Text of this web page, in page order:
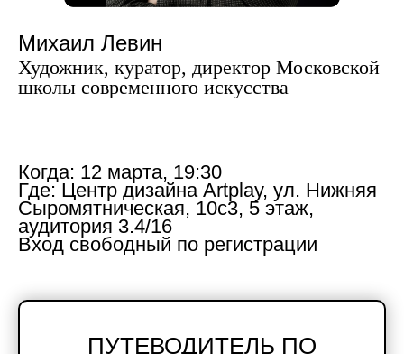
Михаил Левин
Художник, куратор, директор Московской
школы современного искусства
Когда: 12 марта, 19:30
Где: Центр дизайна Artplay, ул. Нижняя
Сыромятническая, 10с3, 5 этаж,
аудитория 3.4/16
Вход свободный по регистрации
ПУТЕВОДИТЕЛЬ ПО
Контактный центр
+7 (495) 640-30-22
Поступающим
+7 (495) 640-30-15
Подписаться